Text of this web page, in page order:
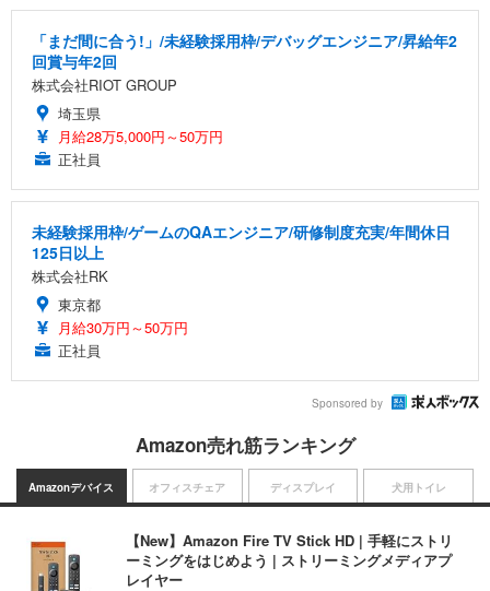
「まだ間に合う!」/未経験採用枠/デバッグエンジニア/昇給年2
回賞与年2回
株式会社RIOT GROUP
埼玉県
月給28万5,000円～50万円
正社員
未経験採用枠/ゲームのQAエンジニア/研修制度充実/年間休日
125日以上
株式会社RK
東京都
月給30万円～50万円
正社員
Sponsored by
Amazon売れ筋ランキング
Amazonデバイス
【New】Amazon Fire TV Stick HD | 手軽にストリ
ーミングをはじめよう | ストリーミングメディアプ
レイヤー
オフィスチェア ディスプレイ 犬用トイレ